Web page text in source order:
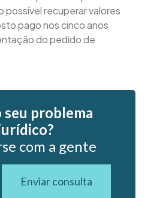
possível recuperar valores
pago nos cinco anos
do pedido de
seu problema
com a gente
Enviar consulta